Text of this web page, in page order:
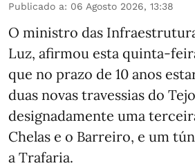
Publicado a: 06 Agosto 2026, 13:38
O ministro das
Luz, afirmou esta quinta-
que no prazo de 10 anos
duas novas travessias do
designadamente uma
Chelas e o Barreiro, e um
a Trafaria.